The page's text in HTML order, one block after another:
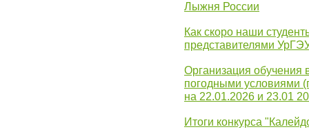
Лыжня России
Как скоро наши
представителями
Организация обучения
погодными условиями
на 22.01.2026 и 23.01
Итоги конкурса